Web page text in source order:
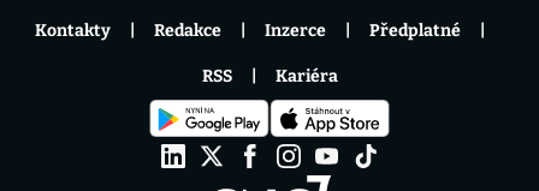
Kontakty Redakce Inzerce Předplatné
RSS Kariéra